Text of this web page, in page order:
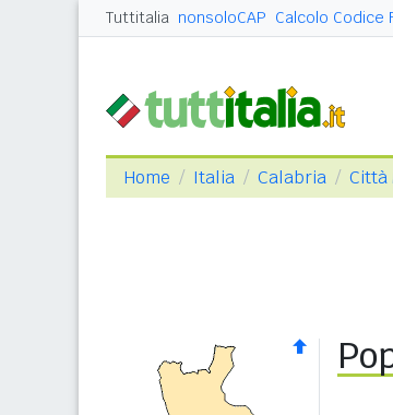
Tuttitalia nonsoloCAP Calcolo Codice
Home Italia Calabria Città